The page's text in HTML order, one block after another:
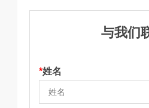
与我们
*姓名